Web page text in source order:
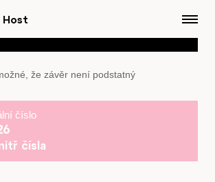
Host
že závěr není podstatný
číslo
čísla